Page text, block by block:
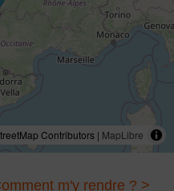
Contributors | MapLibre
m'y rendre ? >